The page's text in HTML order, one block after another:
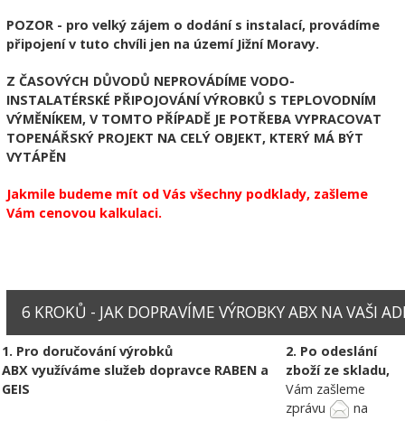
POZOR - pro velký zájem o dodání s instalací, provádíme
připojení v tuto chvíli jen na území Jižní Moravy.
Z ČASOVÝCH DŮVODŮ NEPROVÁDÍME VODO-
INSTALATÉRSKÉ PŘIPOJOVÁNÍ VÝROBKŮ S TEPLOVODNÍM
VÝMĚNÍKEM, V TOMTO PŘÍPADĚ JE POTŘEBA VYPRACOVAT
TOPENÁŘSKÝ PROJEKT NA CELÝ OBJEKT, KTERÝ MÁ BÝT
VYTÁPĚN
Jakmile budeme mít od Vás všechny podklady, zašleme
Vám cenovou kalkulaci.
6 KROKŮ - JAK DOPRAVÍME VÝROBKY ABX NA VAŠI
1. Pro doručování výrobků
ABX využíváme služeb dopravce RABEN a
GEIS
2. Po odeslání
zboží ze skladu,
Vám zašleme
zprávu
na